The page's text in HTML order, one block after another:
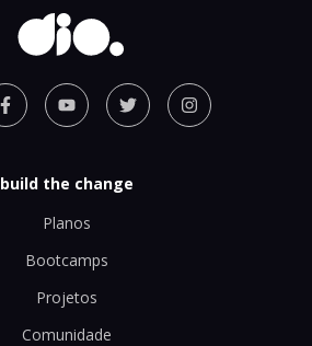
build the change
Planos
Bootcamps
Projetos
Comunidade